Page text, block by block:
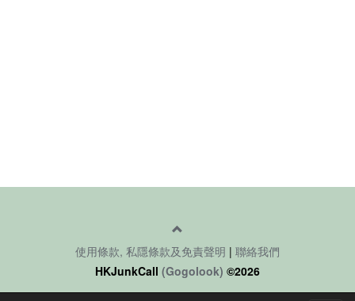
使用條款, 私隱條款及免責聲明 | 聯絡我們
HKJunkCall (Gogolook) ©2026